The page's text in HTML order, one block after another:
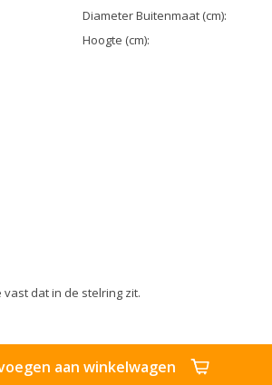
Diameter Buitenmaat (cm):
Hoogte (cm):
dat in de stelring zit.
aan winkelwagen